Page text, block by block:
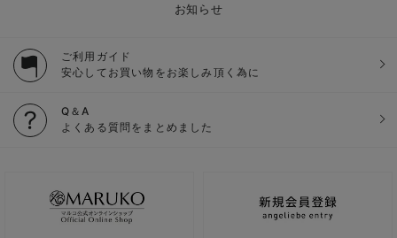
お知らせ
ご利用ガイド
安心してお買い物をお楽しみ頂く為に
Q＆A
よくある質問をまとめました